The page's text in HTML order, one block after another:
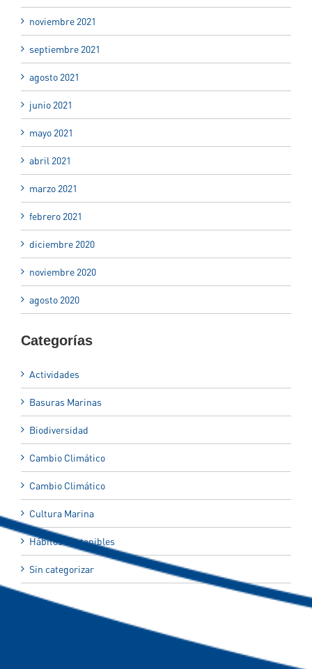
noviembre 2021
septiembre 2021
agosto 2021
junio 2021
mayo 2021
abril 2021
marzo 2021
febrero 2021
diciembre 2020
noviembre 2020
agosto 2020
Categorías
Actividades
Basuras Marinas
Biodiversidad
Cambio Climático
Cambio Climático
Cultura Marina
Hábitos Sostenibles
Sin categorizar